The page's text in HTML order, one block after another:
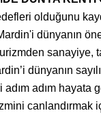
olduğunu
dünyanın
sanayiye,
dünyanın
adım hayata
canlandırmak